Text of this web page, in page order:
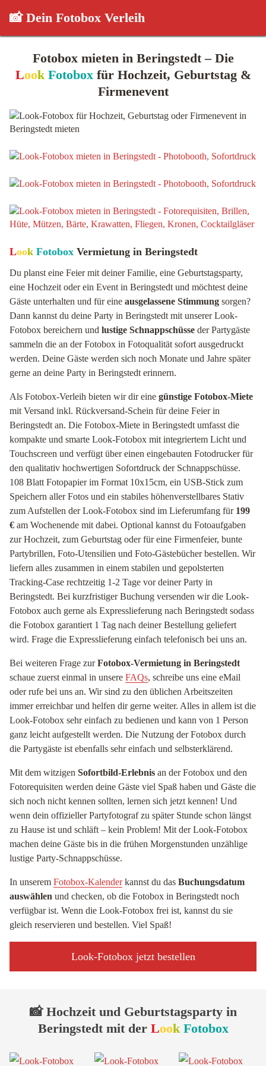
📸 Dein Fotobox Verleih
Fotobox mieten in Beringstedt – Die
Look Fotoboxfür Hochzeit, Geburtstag &
Firmenevent
Look Fotobox Vermietung in Beringstedt
Du planst eine Feier mit deiner Familie, eine Geburtstagsparty,
eine Hochzeit oder ein Event in Beringstedt und möchtest deine
Gäste unterhalten und für eine ausgelassene Stimmung sorgen?
Dann kannst du deine Party in Beringstedt mit unserer Look-
Fotobox bereichern und lustige Schnappschüsse der Partygäste
sammeln die an der Fotobox in Fotoqualität sofort ausgedruckt
werden. Deine Gäste werden sich noch Monate und Jahre später
gerne an deine Party in Beringstedt erinnern.
Als Fotobox-Verleih bieten wir dir eine günstige Fotobox-Miete
mit Versand inkl. Rückversand-Schein für deine Feier in
Beringstedt an. Die Fotobox-Miete in Beringstedt umfasst die
kompakte und smarte Look-Fotobox mit integriertem Licht und
Touchscreen und verfügt über einen eingebauten Fotodrucker für
den qualitativ hochwertigen Sofortdruck der Schnappschüsse.
108 Blatt Fotopapier im Format 10x15cm, ein USB-Stick zum
Speichern aller Fotos und ein stabiles höhenverstellbares Stativ
zum Aufstellen der Look-Fotobox sind im Lieferumfang für 199
€ am Wochenende mit dabei. Optional kannst du Fotoaufgaben
zur Hochzeit, zum Geburtstag oder für eine Firmenfeier, bunte
Partybrillen, Foto-Utensilien und Foto-Gästebücher bestellen. Wir
liefern alles zusammen in einem stabilen und gepolsterten
Tracking-Case rechtzeitig 1-2 Tage vor deiner Party in
Beringstedt. Bei kurzfristiger Buchung versenden wir die Look-
Fotobox auch gerne als Expresslieferung nach Beringstedt sodass
die Fotobox garantiert 1 Tag nach deiner Bestellung geliefert
wird. Frage die Expresslieferung einfach telefonisch bei uns an.
Bei weiteren Frage zurFotobox-Vermietung in Beringstedt
schaue zuerst einmal in unsere FAQs, schreibe uns eine eMail
oder rufe bei uns an. Wir sind zu den üblichen Arbeitszeiten
immer erreichbar und helfen dir gerne weiter. Alles in allem ist die
Look-Fotobox sehr einfach zu bedienen und kann von 1 Person
ganz leicht aufgestellt werden. Die Nutzung der Fotobox durch
die Partygäste ist ebenfalls sehr einfach und selbsterklärend.
Mit dem witzigen Sofortbild-Erlebnis an der Fotobox und den
Fotorequisiten werden deine Gäste viel Spaß haben und Gäste die
sich noch nicht kennen sollten, lernen sich jetzt kennen! Und
wenn dein offizieller Partyfotograf zu später Stunde schon längst
zu Hause ist und schläft – kein Problem! Mit der Look-Fotobox
machen deine Gäste bis in die frühen Morgenstunden unzählige
lustige Party-Schnappschüsse.
In unserem Fotobox-Kalenderkannst du das Buchungsdatum
auswählen und checken, ob die Fotobox in Beringstedt noch
verfügbar ist. Wenn die Look-Fotobox frei ist, kannst du sie
gleich reservieren und bestellen. Viel Spaß!
Look-Fotobox jetzt bestellen
📸 Hochzeit und Geburtstagsparty in
Beringstedt mit der Look Fotobox